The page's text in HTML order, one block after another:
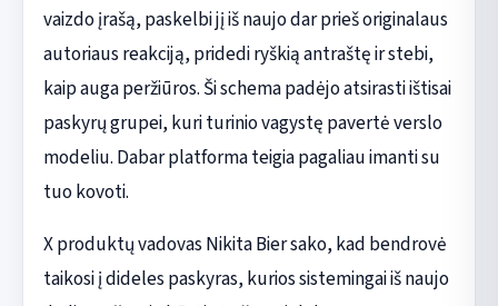
vaizdo įrašą, paskelbi jį iš naujo dar prieš originalaus
autoriaus reakciją, pridedi ryškią antraštę ir stebi,
kaip auga peržiūros. Ši schema padėjo atsirasti ištisai
paskyrų grupei, kuri turinio vagystę pavertė verslo
modeliu. Dabar platforma teigia pagaliau imanti su
tuo kovoti.
X produktų vadovas Nikita Bier sako, kad bendrovė
taikosi į dideles paskyras, kurios sistemingai iš naujo